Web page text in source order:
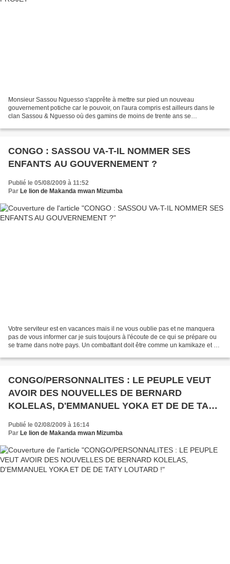
Monsieur Sassou Nguesso s'apprête à mettre sur pied un nouveau
gouvernement potiche car le pouvoir, on l'aura compris est ailleurs dans le
clan Sassou & Nguesso où des gamins de moins de trente ans se
CONGO : SASSOU VA-T-IL NOMMER SES
ENFANTS AU GOUVERNEMENT ?
Publié le 05/08/2009 à 11:52
Par Le lion de Makanda mwan Mizumba
Votre serviteur est en vacances mais il ne vous oublie pas et ne manquera
pas de vous informer car je suis toujours à l'écoute de ce qui se prépare ou
se trame dans notre pays. Un combattant doit être comme un kamikaze et ne
CONGO/PERSONNALITES : LE PEUPLE VEUT
AVOIR DES NOUVELLES DE BERNARD
KOLELAS, D'EMMANUEL YOKA ET DE DE TATY
Publié le 02/08/2009 à 16:14
Par Le lion de Makanda mwan Mizumba